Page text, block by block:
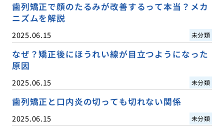
歯列矯正で顔のたるみが改善するって本当？メカ
ニズムを解説
2025.06.15 未分類
なぜ？矯正後にほうれい線が目立つようになった
原因
2025.06.15 未分類
歯列矯正と口内炎の切っても切れない関係
2025.06.15 未分類